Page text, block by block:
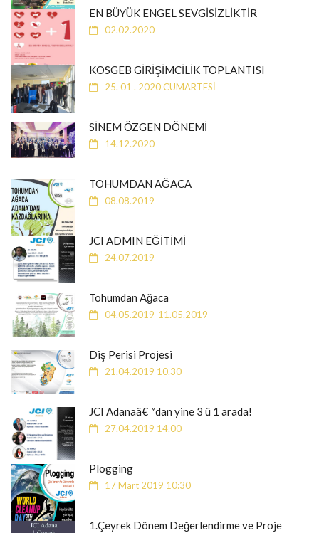
EN BÜYÜK ENGEL SEVGİSİZLİKTİR
02.02.2020
KOSGEB GİRİŞİMCİLİK TOPLANTISI
25. 01 . 2020 CUMARTESİ
SİNEM ÖZGEN DÖNEMİ
14.12.2020
TOHUMDAN AĞACA
08.08.2019
JCI ADMIN EĞİTİMİ
24.07.2019
Tohumdan Ağaca
04.05.2019-11.05.2019
Diş Perisi Projesi
21.04.2019 10.30
JCI Adanaâ€™dan yine 3 ü 1 arada!
27.04.2019 14.00
Plogging
17 Mart 2019 10:30
1.Çeyrek Dönem Değerlendirme ve Proje